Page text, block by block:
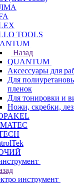
TOOLS
Назад
QUANTUM
Аксессуары для
Для
пленок
Для тонировки и
Ножи, скребки,
инструмент